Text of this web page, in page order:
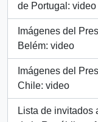
de Portugal: video
Imágenes del
Belém: video
Imágenes del
Chile: video
Lista de invitados